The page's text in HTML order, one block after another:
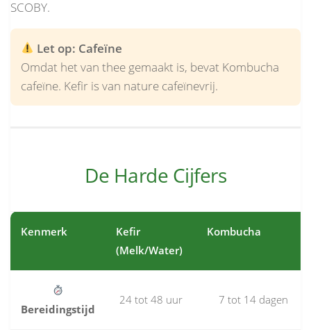
SCOBY.
Let op: Cafeïne
Omdat het van thee gemaakt is, bevat Kombucha
cafeïne. Kefir is van nature cafeïnevrij.
De Harde Cijfers
Kenmerk
Kefir
(Melk/Water)
Kombucha
Bereidingstijd
24 tot 48 uur 7 tot 14 dagen